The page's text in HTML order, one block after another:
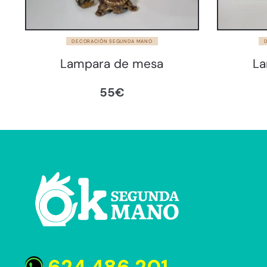
DECORACIÓN SEGUNDA MANO
Lampara de mesa
55€